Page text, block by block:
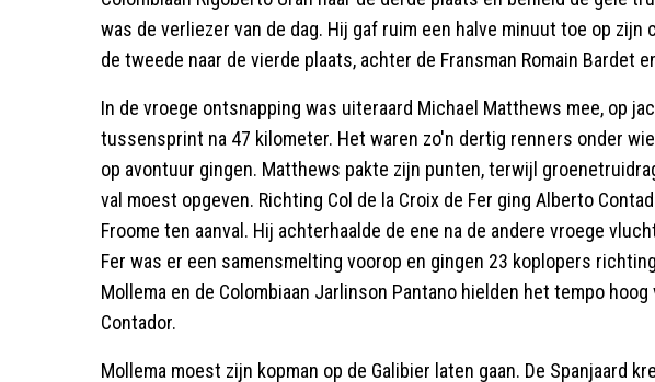
was de verliezer van de dag. Hij gaf ruim een halve minuut toe op zijn
de tweede naar de vierde plaats, achter de Fransman Romain Bardet
In de vroege ontsnapping was uiteraard Michael Matthews mee, op
tussensprint na 47 kilometer. Het waren zo'n dertig renners onder
op avontuur gingen. Matthews pakte zijn punten, terwijl
val moest opgeven. Richting Col de la Croix de Fer ging Alberto
Froome ten aanval. Hij achterhaalde de ene na de andere vroege
Fer was er een samensmelting voorop en gingen 23 koplopers
Mollema en de Colombiaan Jarlinson Pantano hielden het tempo hoog
Contador.
Mollema moest zijn kopman op de Galibier laten gaan. De Spanjaard